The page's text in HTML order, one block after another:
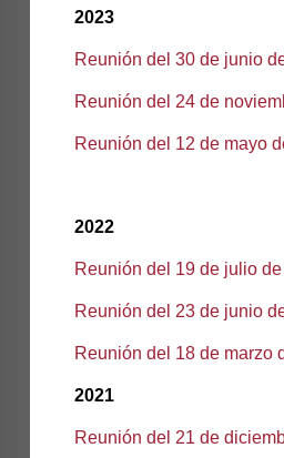
2023
Reunión del 30 de junio
Reunión del 24 de
Reunión del 12 de mayo
2022
Reunión del 19 de julio
Reunión del 23 de junio
Reunión del 18 de marzo
2021
Reunión del 21 de